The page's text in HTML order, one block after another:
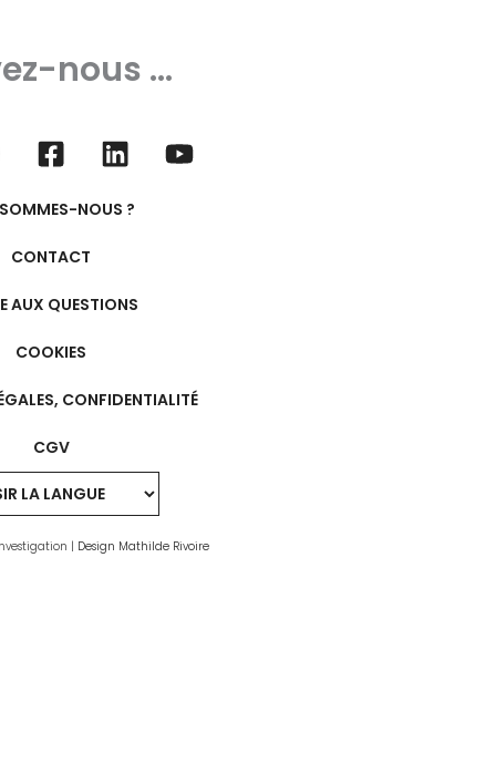
nous ...
NOUS ?
CONTACT
AUX QUESTIONS
COOKIES
CONFIDENTIALITÉ
CGV
| Design Mathilde Rivoire